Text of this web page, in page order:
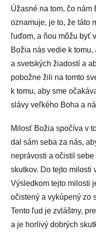
Úžasné na tom, čo nám
oznamuje, je to, že táto
ľuďom, a ňou môžu byť
Božia nás vedie k
a svetských žiadostí a
pobožne žili na tomto
k tomu, aby sme
slávy veľkého Boha a
Milosť Božia spočíva v
dal sám seba za nás,
neprávosti a očistil
skutkov. Do tejto milosti
Výsledkom tejto milosti
očistený a vykúpený zo
Tento ľud je zvláštny,
a je horlivý dobrých